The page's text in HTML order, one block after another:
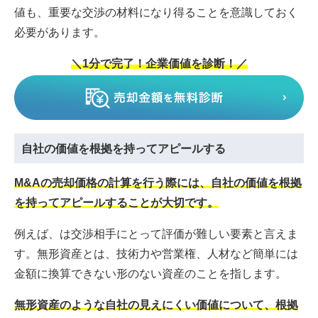
値も、重要な交渉の材料になり得ることを意識しておく
必要があります。
＼1分で完了！企業価値を診断！／
自社の価値を根拠を持ってアピールする
M&Aの売却価格の計算を行う際には、自社の価値を根拠
を持ってアピールすることが大切です。
例えば、は交渉相手にとって評価が難しい要素と言えま
す。無形資産とは、技術力や営業権、人材など簡単には
金額に換算できない形のない資産のことを指します。
無形資産のような自社の見えにくい価値について、根拠